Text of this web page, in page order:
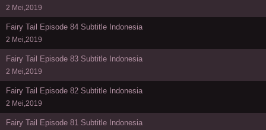
2 Mei,2019
Fairy Tail Episode 84 Subtitle Indonesia
2 Mei,2019
Fairy Tail Episode 83 Subtitle Indonesia
2 Mei,2019
Fairy Tail Episode 82 Subtitle Indonesia
2 Mei,2019
Fairy Tail Episode 81 Subtitle Indonesia